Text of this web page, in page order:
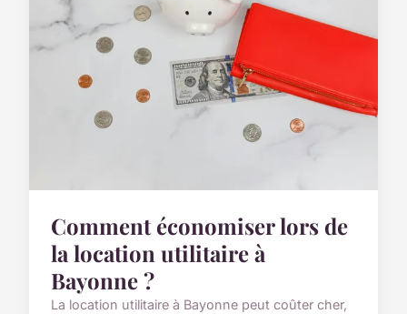
Comment économiser lors de
la location utilitaire à
Bayonne ?
La location utilitaire à Bayonne peut coûter cher,